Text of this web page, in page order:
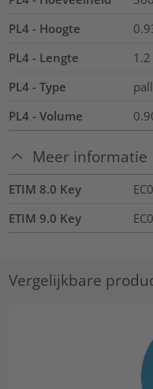
PL4 - Hoogte
PL4 - Lengte
1.2
PL4 - Type
PL4 - Volume
Meer informatie
ETIM 8.0 Key
ETIM 9.0 Key
Vergelijkbare